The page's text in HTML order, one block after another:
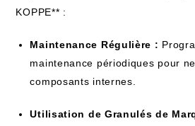
KOPPE** :
Maintenance Régulière :
maintenance périodiques pour
composants internes.
Utilisation de Granulés de